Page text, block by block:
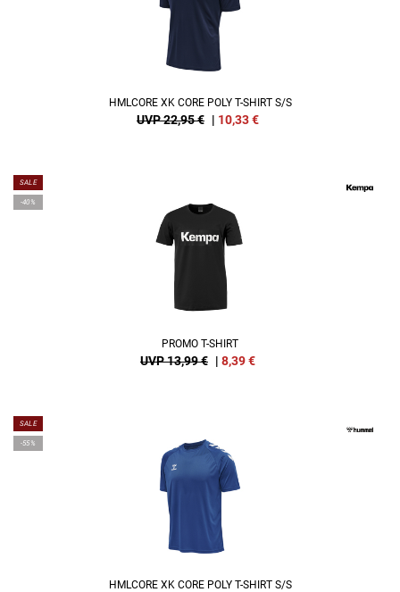
HMLCORE XK CORE POLY T-SHIRT S/S
UVP 22,95 € | 10,33€
SALE
-40%
PROMO T-SHIRT
UVP 13,99 € | 8,39€
SALE
-55%
HMLCORE XK CORE POLY T-SHIRT S/S